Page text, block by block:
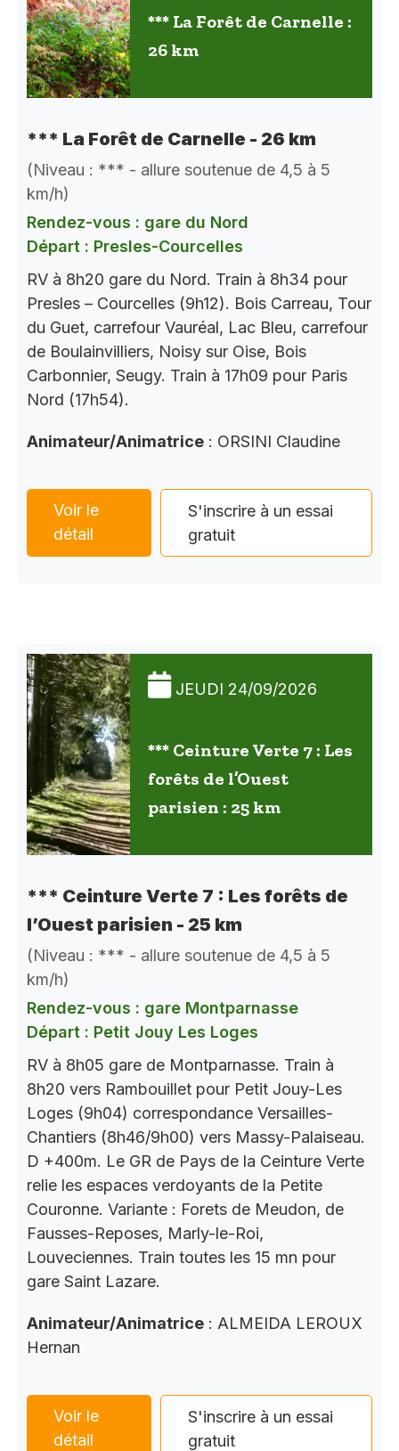
*** La Forêt de Carnelle :
26 km
*** La Forêt de Carnelle - 26 km
(Niveau : *** - allure soutenue de 4,5 à 5
km/h)
Rendez-vous : gare du Nord
Départ : Presles-Courcelles
RV à 8h20 gare du Nord. Train à 8h34 pour
Presles – Courcelles (9h12). Bois Carreau, Tour
du Guet, carrefour Vauréal, Lac Bleu, carrefour
de Boulainvilliers, Noisy sur Oise, Bois
Carbonnier, Seugy. Train à 17h09 pour Paris
Nord (17h54).
Animateur/Animatrice : ORSINI Claudine
Voir le
détail
S'inscrire à un essai
gratuit
JEUDI 24/09/2026
*** Ceinture Verte 7 : Les
forêts de l’Ouest
parisien : 25 km
*** Ceinture Verte 7 : Les forêts de
l’Ouest parisien - 25 km
(Niveau : *** - allure soutenue de 4,5 à 5
km/h)
Rendez-vous : gare Montparnasse
Départ : Petit Jouy Les Loges
RV à 8h05 gare de Montparnasse. Train à
8h20 vers Rambouillet pour Petit Jouy-Les
Loges (9h04) correspondance Versailles-
Chantiers (8h46/9h00) vers Massy-Palaiseau.
D +400m. Le GR de Pays de la Ceinture Verte
relie les espaces verdoyants de la Petite
Couronne. Variante : Forets de Meudon, de
Fausses-Reposes, Marly-le-Roi,
Louveciennes. Train toutes les 15 mn pour
gare Saint Lazare.
Animateur/Animatrice : ALMEIDA LEROUX
Hernan
Voir le
détail
S'inscrire à un essai
gratuit